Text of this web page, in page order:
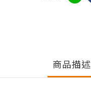
商品描述